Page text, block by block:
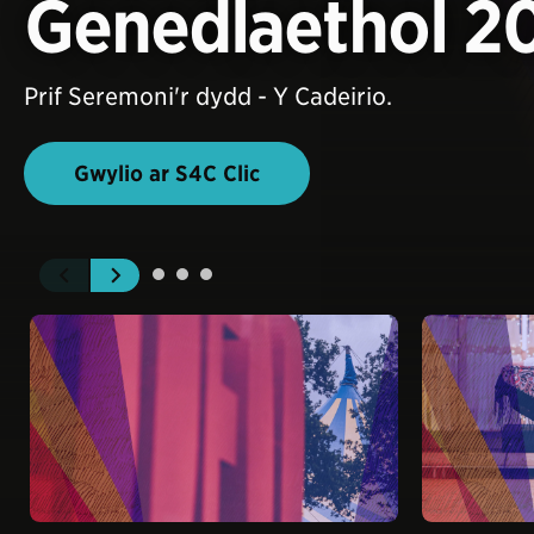
Genedlaethol
Prif Seremoni'r dydd - Y Cadeirio.
Gwylio ar S4C Clic